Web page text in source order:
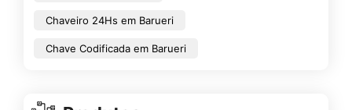
Chaveiro 24Hs em Barueri
Chave Codificada em Barueri